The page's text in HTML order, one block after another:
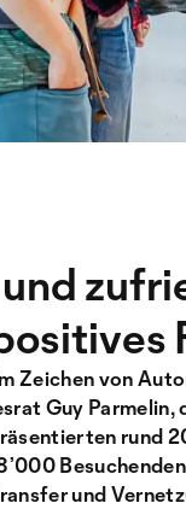
Zeichen von
Guy Parmelin,
rund
und